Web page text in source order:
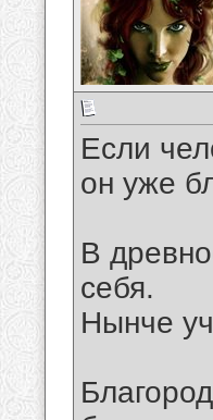
Если
он уже
В
себя.
Нынче